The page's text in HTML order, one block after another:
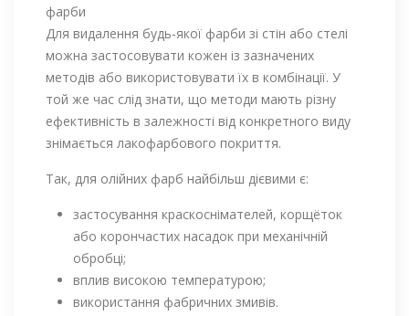
фарби
Для видалення будь-якої фарби зі стін або стелі
можна застосовувати кожен із зазначених
методів або використовувати їх в комбінації. У
той же час слід знати, що методи мають різну
ефективність в залежності від конкретного виду
знімається лакофарбового покриття.
Так, для олійних фарб найбільш дієвими є:
застосування краскоснімателей, корщёток
або корончастих насадок при механічній
обробці;
вплив високою температурою;
використання фабричних змивів.